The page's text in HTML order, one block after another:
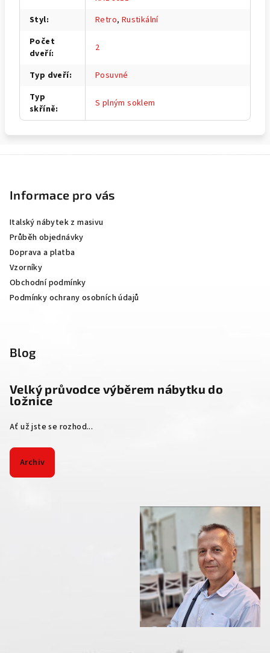
Styl: Retro, Rustikální
Počet
dveří: 2
Typ dveří:
Posuvné
Typ
skříně: S plným soklem
Informace pro vás
Italský nábytek z masivu
Průběh objednávky
Doprava a platba
Vzorníky
Obchodní podmínky
Podmínky ochrany osobních údajů
Blog
Velký průvodce výběrem nábytku do
ložnice
Ať už jste se rozhod...
Archiv